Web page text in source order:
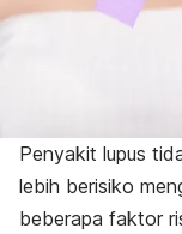
Penyakit lupus
lebih berisiko
beberapa faktor